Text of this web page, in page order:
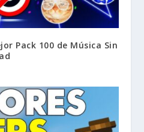
Pack 100 de Música Sin